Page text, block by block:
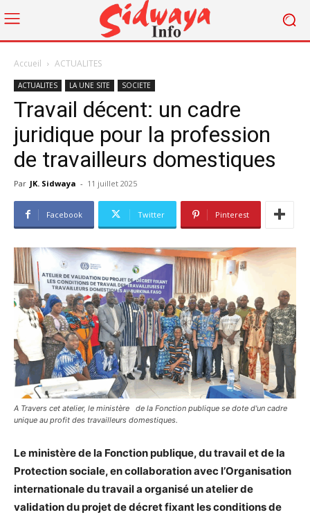
Accueil ACTUALITES
ACTUALITES LA UNE SITE SOCIETE
Travail décent: un cadre
juridique pour la profession
de travailleurs domestiques
Par JK. Sidwaya - 11 juillet 2025
Facebook Twitter Pinterest
A Travers cet atelier, le ministère de la Fonction publique se dote d'un cadre
unique au profit des travailleurs domestiques.
Le ministère de la Fonction publique, du travail et de la
Protection sociale, en collaboration avec l’Organisation
internationale du travail a organisé un atelier de
validation du projet de décret fixant les conditions de